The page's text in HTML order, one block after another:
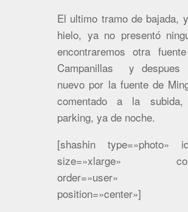
El ultimo tramo de bajada,
hielo, ya no presentó
encontraremos otra
Campanillas y despues
nuevo por la fuente de
comentado a la
parking, ya de noche.
[shashin type=»photo»
size=»xlarge»
order=»user»
position=»center»]